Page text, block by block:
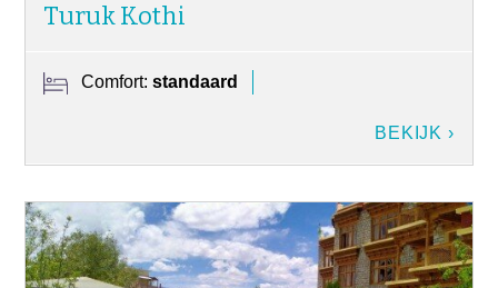
Turuk Kothi
Comfort:standaard
BEKIJK ›